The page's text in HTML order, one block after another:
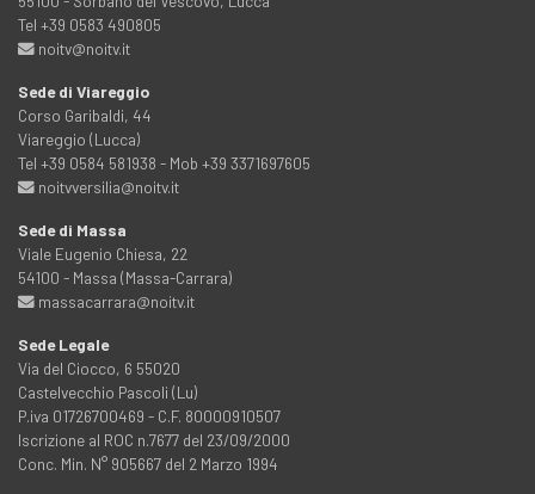
Tel +39 0583 490805
noitv@noitv.it
Sede di Viareggio
Corso Garibaldi, 44
Viareggio (Lucca)
Tel +39 0584 581938 - Mob +39 3371697605
noitvversilia@noitv.it
Sede di Massa
Viale Eugenio Chiesa, 22
54100 - Massa (Massa-Carrara)
massacarrara@noitv.it
Sede Legale
Via del Ciocco, 6 55020
Castelvecchio Pascoli (Lu)
P.iva 01726700469 - C.F. 80000910507
Iscrizione al ROC n.7677 del 23/09/2000
Conc. Min. N° 905667 del 2 Marzo 1994